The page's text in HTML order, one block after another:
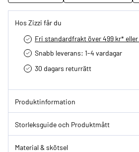
Hos Zizzi får du
Fri standardfrakt över 499 kr* eller
Snabb leverans: 1-4 vardagar
30 dagars returrätt­
Produktinformation
Storleksguide och Produktmått
Material & skötsel